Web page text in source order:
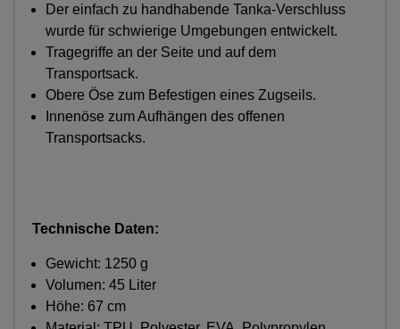
Der einfach zu handhabende Tanka-Verschluss
wurde für schwierige Umgebungen entwickelt.
Tragegriffe an der Seite und auf dem
Transportsack.
Obere Öse zum Befestigen eines Zugseils.
Innenöse zum Aufhängen des offenen
Transportsacks.
Technische Daten:
Gewicht: 1250 g
Volumen: 45 Liter
Höhe: 67 cm